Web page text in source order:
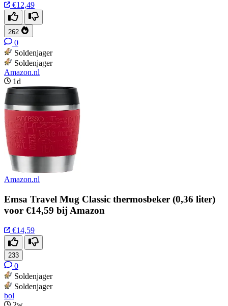
€12,49
262
0
Soldenjager
Soldenjager
Amazon.nl
1d
Amazon.nl
Emsa Travel Mug Classic thermosbeker (0,36 liter)
voor €14,59 bij Amazon
€14,59
233
0
Soldenjager
Soldenjager
bol